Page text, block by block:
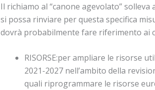
Il richiamo al “canone agevolato”
si possa rinviare per questa specifica
dovrà probabilmente fare riferimento ai
RISORSE:per ampliare le risorse
2021-2027 nell’ambito della
quali riprogrammare le risorse